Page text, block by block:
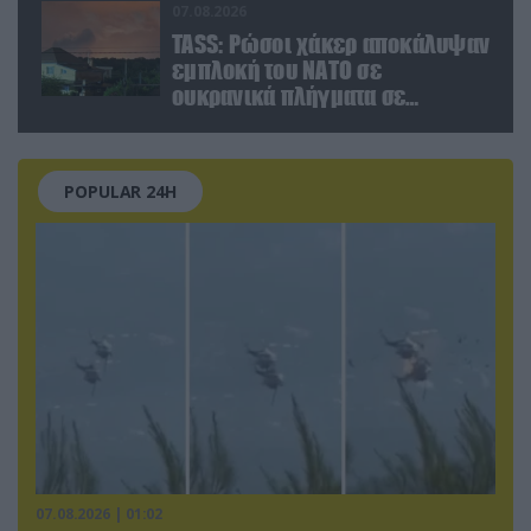
TASS: Ρώσοι χάκερ αποκάλυψαν
εμπλοκή του ΝΑΤΟ σε
ουκρανικά πλήγματα σε
POPULAR 24H
07.08.2026 | 01:02